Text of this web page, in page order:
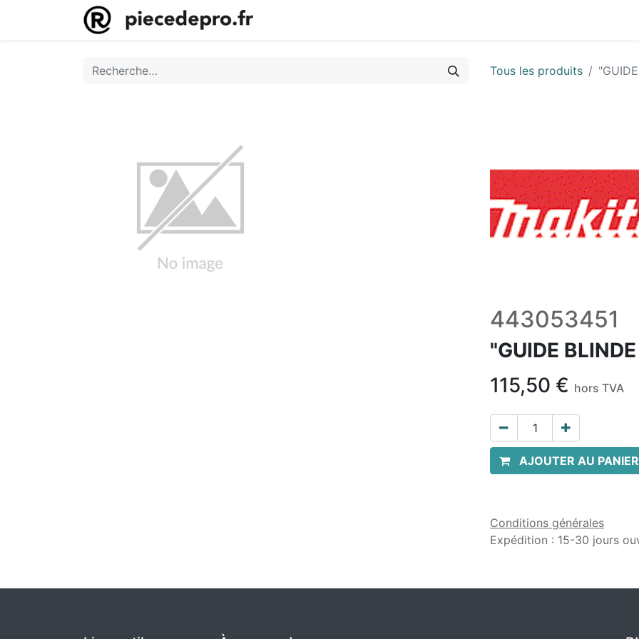
Tous les produits
443053451
"GUIDE
115,50 € hors TVA
AJOUTER AU PANIER
Conditions générales
Expédition : 15-30 jours